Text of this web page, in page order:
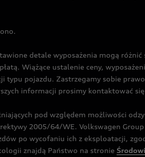
detale wyposażenia mogą
Wiążące ustalenie ceny,
pojazdu. Zastrzegamy sobie
informacji prosimy kontaktować
pod względem możliwości
2005/64/WE. Volkswagen
po wycofaniu ich z eksploatacji,
znajdą Państwo na stronie